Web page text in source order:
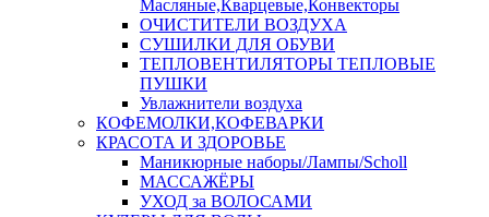
Масляные,Кварцевые,Конвекторы
ОЧИСТИТЕЛИ ВОЗДУХА
СУШИЛКИ ДЛЯ ОБУВИ
ТЕПЛОВЕНТИЛЯТОРЫ ТЕПЛОВЫЕ
ПУШКИ
Увлажнители воздуха
КОФЕМОЛКИ,КОФЕВАРКИ
КРАСОТА И ЗДОРОВЬЕ
Маникюрные наборы/Лампы/Scholl
МАССАЖЁРЫ
УХОД за ВОЛОСАМИ